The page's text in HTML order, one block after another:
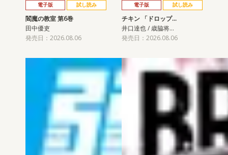
電子版 試し読み
閻魔の教室 第6巻
田中優吏
発売日：2026.08.06
電子版 試し読み
チキン 「ドロップ…
井口達也 / 歳脇将…
発売日：2026.08.06